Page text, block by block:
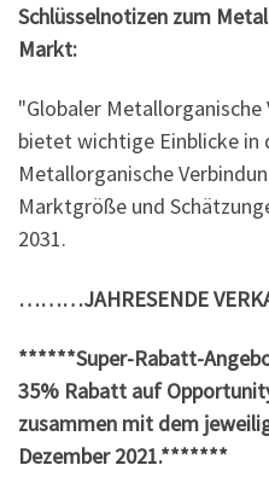
Schlüsselnotizen zum
Markt:
"Globaler
bietet wichtige Einblicke in
Metallorganische
Marktgröße und
2031.
………JAHRESENDE
******Super-Rabatt-
35% Rabatt auf
zusammen mit dem
Dezember 2021.*******